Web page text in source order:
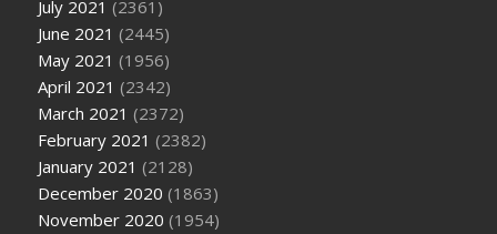
July 2021 (2361)
June 2021 (2445)
May 2021 (1956)
April 2021 (2342)
March 2021 (2372)
February 2021 (2382)
January 2021 (2128)
December 2020 (1863)
November 2020 (1954)